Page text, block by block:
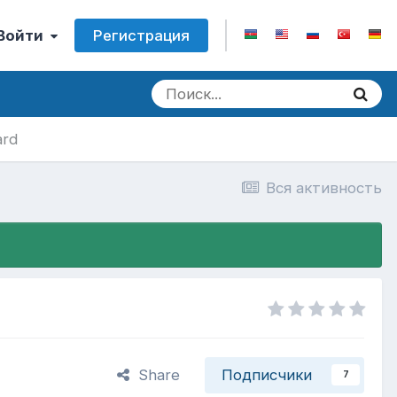
Регистрация
Вся активность
Share Подписчики 7